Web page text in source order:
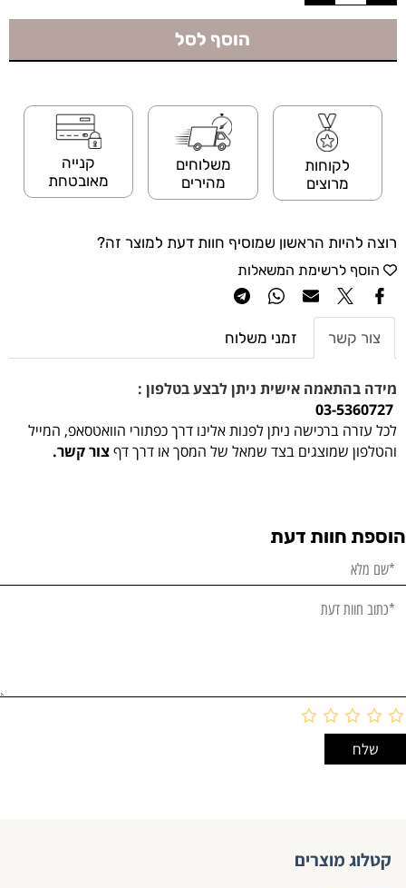
הוסף לסל
לקוחות
מרוצים
משלוחים
מהירים
קנייה
מאובטחת
רוצה להיות הראשון שמוסיף חוות דעת למוצר זה?
הוסף לרשימת המשאלות
צור קשר זמני משלוח
מידה בהתאמה אישית ניתן לבצע בטלפון :
03-5360727
לכל עזרה ברכישה ניתן לפנות אלינו דרך כפתורי הוואטסאפ, המייל
והטלפון שמוצגים בצד שמאל של המסך או דרך דףצור קשר.
הוספת חוות דעת
קטלוג מוצרים